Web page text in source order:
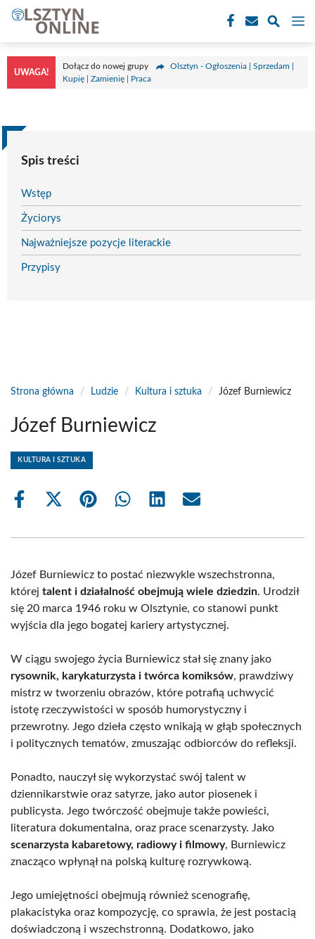
Przejdź
treści
UWAGA!
Dołącz do nowej grupy
Olsztyn - Ogłoszenia | Sprzedam |
Kupię | Zamienię | Praca
Spis treści
Wstęp
Życiorys
Najważniejsze pozycje literackie
Przypisy
Strona główna / Ludzie / Kultura i sztuka / Józef Burniewicz
Józef Burniewicz
KULTURA I SZTUKA
Share
Share
(Twitter)
Share Share Share Share
Józef Burniewicz to postać niezwykle wszechstronna,
której talent i działalność obejmują wiele dziedzin. Urodził
się 20 marca 1946 roku w Olsztynie, co stanowi punkt
wyjścia dla jego bogatej kariery artystycznej.
W ciągu swojego życia Burniewicz stał się znany jako
rysownik, karykaturzysta i twórca komiksów, prawdziwy
mistrz w tworzeniu obrazów, które potrafią uchwycić
istotę rzeczywistości w sposób humorystyczny i
przewrotny. Jego dzieła często wnikają w głąb społecznych
i politycznych tematów, zmuszając odbiorców do refleksji.
Ponadto, nauczył się wykorzystać swój talent w
dziennikarstwie oraz satyrze, jako autor piosenek i
publicysta. Jego twórczość obejmuje także powieści,
literatura dokumentalna, oraz prace scenarzysty. Jako
scenarzysta kabaretowy, radiowy i filmowy, Burniewicz
znacząco wpłynął na polską kulturę rozrywkową.
Jego umiejętności obejmują również scenografię,
plakacistyka oraz kompozycję, co sprawia, że jest postacią
doświadczoną i wszechstronną. Dodatkowo, jako